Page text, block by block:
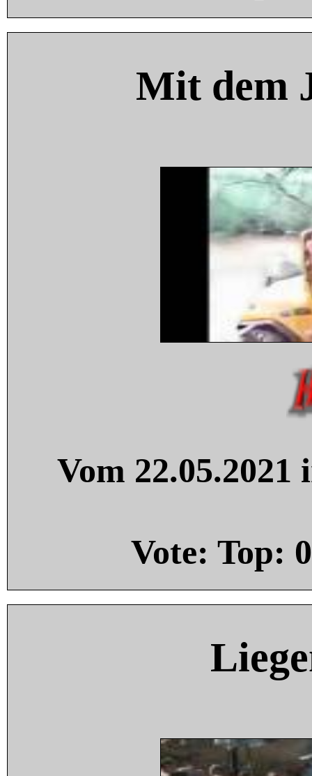
Mit dem
Vom
Vote: Top: 0